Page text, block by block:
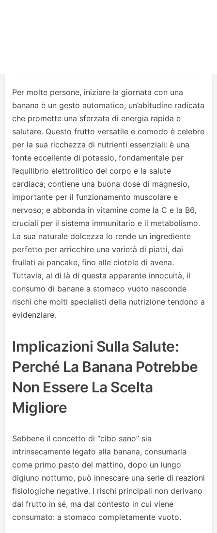
Per molte persone, iniziare la giornata con una
banana è un gesto automatico, un’abitudine radicata
che promette una sferzata di energia rapida e
salutare. Questo frutto versatile e comodo è celebre
per la sua ricchezza di nutrienti essenziali: è una
fonte eccellente di potassio, fondamentale per
l’equilibrio elettrolitico del corpo e la salute
cardiaca; contiene una buona dose di magnesio,
importante per il funzionamento muscolare e
nervoso; e abbonda in vitamine come la C e la B6,
cruciali per il sistema immunitario e il metabolismo.
La sua naturale dolcezza lo rende un ingrediente
perfetto per arricchire una varietà di piatti, dai
frullati ai pancake, fino alle ciotole di avena.
Tuttavia, al di là di questa apparente innocuità, il
consumo di banane a stomaco vuoto nasconde
rischi che molti specialisti della nutrizione tendono a
evidenziare.
Implicazioni Sulla Salute:
Perché La Banana Potrebbe
Non Essere La Scelta
Migliore
Sebbene il concetto di “cibo sano” sia
intrinsecamente legato alla banana, consumarla
come primo pasto del mattino, dopo un lungo
digiuno notturno, può innescare una serie di reazioni
fisiologiche negative. I rischi principali non derivano
dal frutto in sé, ma dal contesto in cui viene
consumato: a stomaco completamente vuoto.